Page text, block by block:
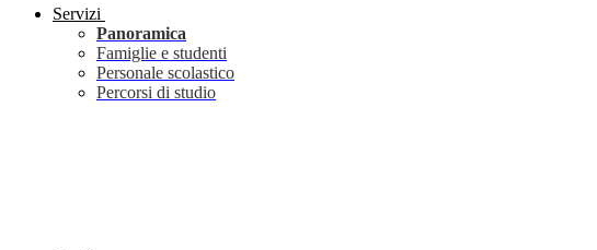
Servizi
Panoramica
Famiglie e studenti
Personale scolastico
Percorsi di studio